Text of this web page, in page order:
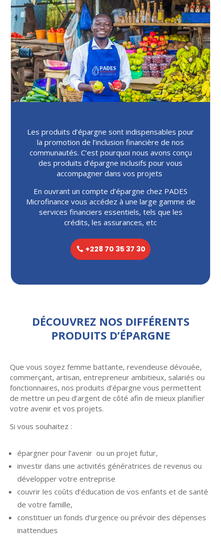
Les produits d’épargne sont indispensables pour
la promotion de l’inclusion financière de nos
communautés. C’est pourquoi nous avons conçu
des produits d’épargne inclusifs pour vous
accompagner dans vos projets
En ouvrant un compte d’épargne chez PADES
Microfinance vous accédez à une large gamme de
services financiers essentiels, tels que les
crédits, les assurances, etc
+228 70 35 37 30
DÉCOUVREZ NOS DIFFÉRENTS
PRODUITS D’ÉPARGNE
Que vous soyez femme battante, revendeuse dévouée,
commerçant, artisan, entrepreneur ambitieux, salariés ou
fonctionnaires, nos produits d’épargne vous permettent
de mettre un peu d’argent de côté afin de mieux planifier
votre avenir et vos projets.
Si vous souhaitez :
épargner pour l’avenir ou un projet futur,
investir dans une activités génératrices de revenus ou
développer votre entreprise
couvrir les coûts d’éducation de vos enfants et de santé
de votre famille,
constituer un fonds d’urgence ou prévoir des dépenses
inattendues